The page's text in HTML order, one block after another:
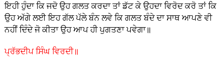
ਇਹੀ ਹੁੰਦਾ ਕਿ ਜਦੋ ਉਹ ਗਲਤ ਕਰਦਾ ਤਾਂ ਡੱਟ ਕੇ ਉਹਦਾ ਵਿਰੋਦ ਕਰੋ ਤਾਂ ਕਿ
ਉਹ ਅੱਗੇ ਲਈ ਇਹ ਗੱਲ ਪੱਲੇ ਬੰਨ ਲਵੇ ਕਿ ਗਲਤ ਬੰਦੇ ਦਾ ਸਾਥ ਆਪਣੇ ਵੀ
ਨਹੀਂ ਦਿੰਦੇ ਜੋ ਕੀਤਾ ਉਹ ਆਪ ਹੀ ਪੁਗਤਣਾ ਪਵੇਗਾ॥
ਪ੍ਰੱਭਦੀਪ ਸਿੰਘ ਵਿਰਦੀ॥